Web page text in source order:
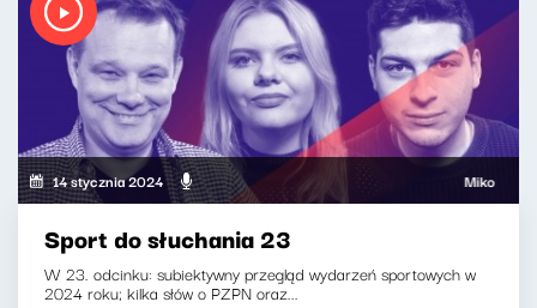
14 stycznia 2024 Mikołaj
Sport do słuchania 23
W 23. odcinku: subiektywny przegląd wydarzeń sportowych w
2024 roku; kilka słów o PZPN oraz...